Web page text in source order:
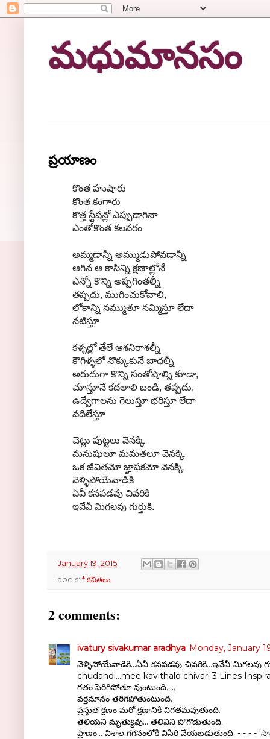
మధుమానసం
ప్రయాణం
కొంత హుషారు
కొంత కంగారు
కొత్త స్టేషన్లో ఎప్పుడాగినా
ఎంతోకొంత కలవరం
అమ్మడాన్నీ అమ్ముడుపోవడాన్నీ
ఆగిన ఆ కాసిన్ని క్షణాల్లోనే
ఎన్నో కొన్ని అప్పగింతల్నీ
తప్పదు, ముగించుకోవాలి,
లోకాన్ని నమ్ముతూ నమ్మిస్తూ లేదా
నటిస్తూ
కళ్ళల్లో తేలే ఆశనిరాశల్నీ
కౌగిళ్ళలో నొక్కుకునే బాధల్నీ
అరుదుగా కొన్ని సంతోషాల్ని కూడా,
చూస్తూనే కదలాలి బండి, తప్పదు,
ఉద్వేగాలను గెలుస్తూ భరిస్తూ లేదా
వదిలేస్తూ
చెట్లు పుట్టలు వెనక్కి
మనుషులూ మమతలూ వెనక్కి
ఒక జీవితమో జ్ఞాపకమో వెనక్కి
వెళ్ళిపోయేవాడికి
ఏవీ కనపడవు చివరికి
ఇవేవీ మిగలవు గుర్తుకి.
- January 19, 2015
Labels: * కవితలు
2 comments:
ivatury sivakumar aradhya Monday, January
వెళ్ళిపోయేవాడికి...ఏవీ కనపడవు చివరికి...ఇవేవీ మిగలవు
chudandi...mee kavithalo chivari 3 Lines
గతం పెరిగిపోతూ వుంటుంది.....
వర్తమానం తరిగిపోతుంటుంది.
ప్రస్తుత క్షణం మరో క్షణానికి విగతమవుతుంది.
తెలియని మృత్యువు... తెలివిని పోగొడుతుంది.
ప్రాణం... విశాల గగనంలోకి విసిరి వేయబడుతుంది. - - - -